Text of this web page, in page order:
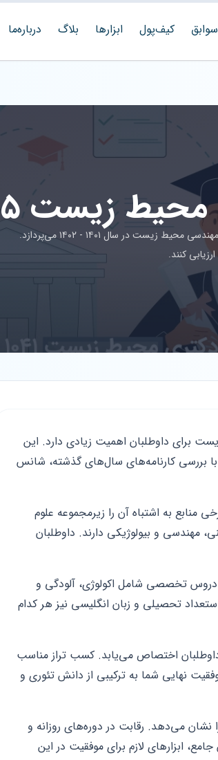
سوابق کیف‌پول ابزارها بلاگ درباره‌ما
زیست ۱۴۰۵ - ۱۴۰۶
این مقاله به بررسی دقیق آخرین رتبه و تراز قبولی داوطلبان آزمون دکتری علوم و مهندسی محیط زیست در سال ۱۴۰۱ - ۱۴۰۲ می‌پردازد.
کنند.
برای داوطلبان اهمیت زیادی دارد. این
بررسی کارنامه‌های سال‌های گذشته، شانس
و منابع طبیعی با کد ۲۴۰۶ قرار دارد. برخی منابع به اشتباه آن را زیرمجموعه علوم
مهندسی و بیولوژیکی دارند. داوطلبان
دروس تخصصی شامل اکولوژی، آلودگی و
تحصیلی و زبان انگلیسی نیز هر کدام
اختصاص می‌یابد. کسب تراز مناسب
نهایی شما به ترکیبی از دانش تئوری و
تغییرات تراز قبولی را نشان می‌دهد. رقابت در دوره‌های روزانه و
ابزارهای لازم برای موفقیت در این